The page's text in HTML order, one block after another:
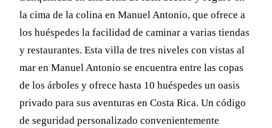
la cima de la colina en Manuel Antonio, que ofrece a
los huéspedes la facilidad de caminar a varias tiendas
y restaurantes. Esta villa de tres niveles con vistas al
mar en Manuel Antonio se encuentra entre las copas
de los árboles y ofrece hasta 10 huéspedes un oasis
privado para sus aventuras en Costa Rica. Un código
de seguridad personalizado convenientemente